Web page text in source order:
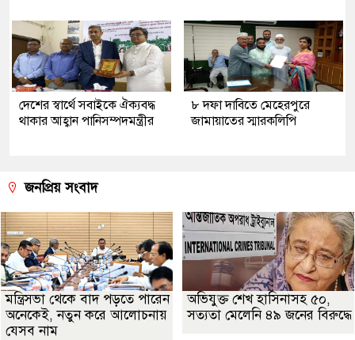
দেশের স্বার্থে সবাইকে ঐক্যবদ্ধ
থাকার আহ্বান পানিসম্পদমন্ত্রীর
৮ দফা দাবিতে মেহেরপুরে
জামায়াতের স্মারকলিপি
জনপ্রিয় সংবাদ
মন্ত্রিসভা থেকে বাদ পড়তে পারেন
অনেকেই, নতুন করে আলোচনায়
যেসব নাম
অভিযুক্ত শেখ হাসিনাসহ ৫০,
সত্যতা মেলেনি ৪৯ জনের বিরুদ্ধে